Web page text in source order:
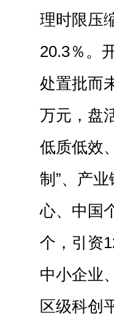
理时限压
20.3％。
处置批而
万元，盘
低质低效
制”、产业
心、中国
个，引资
中小企业
区级科创